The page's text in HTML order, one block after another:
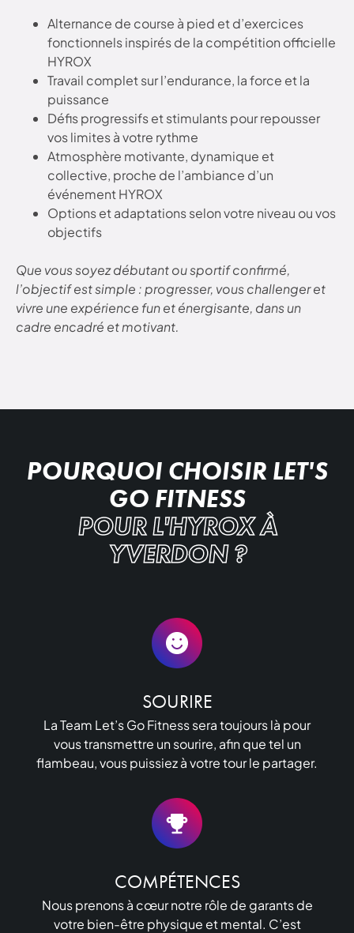
Alternance de course à pied et d’exercices
fonctionnels inspirés de la compétition officielle
HYROX
Travail complet sur l’endurance, la force et la
puissance
Défis progressifs et stimulants pour repousser
vos limites à votre rythme
Atmosphère motivante, dynamique et
collective, proche de l’ambiance d’un
événement HYROX
Options et adaptations selon votre niveau ou vos
objectifs
Que vous soyez débutant ou sportif confirmé,
l’objectif est simple : progresser, vous challenger et
vivre une expérience fun et énergisante, dans un
cadre encadré et motivant.
POURQUOI CHOISIR LET'S
GO FITNESS
POUR L'HYROX À
YVERDON ?
SOURIRE
La Team Let’s Go Fitness sera toujours là pour
vous transmettre un sourire, afin que tel un
flambeau, vous puissiez à votre tour le partager.
COMPÉTENCES
Nous prenons à cœur notre rôle de garants de
votre bien-être physique et mental. C’est